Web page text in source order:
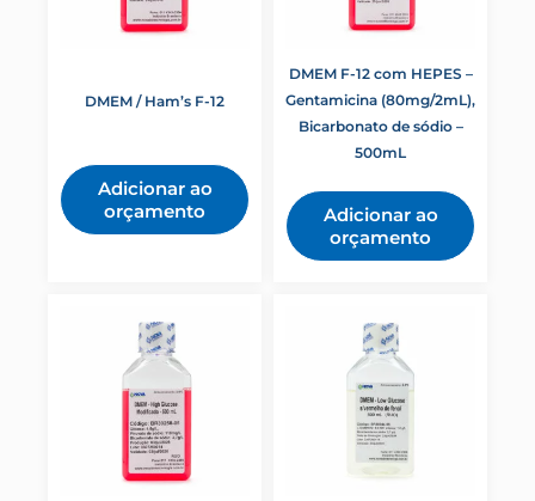
Eletroforese
Fosfato de Potássio Monobásico Anidro
HBSS Modificado
Meios clássicos
Meios customizados
Mycoplasma genitalium/hominis
Probe One-Step RT-qPCR kit
Promoção
Proteínas
DMEM / Ham’s F-12
Adicionar ao
orçamento
DMEM F-12 com HEPES –
Gentamicina (80mg/2mL),
Bicarbonato de sódio –
500mL
Adicionar ao
orçamento